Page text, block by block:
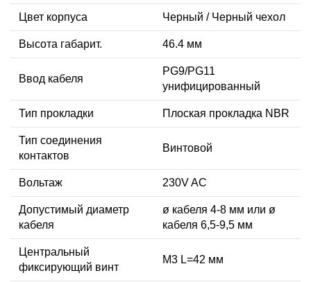
Цвет корпуса Черный / Черный чехол
Высота габарит. 46.4 мм
Ввод кабеля
PG9/PG11
унифицированный
Тип прокладки Плоская прокладка NBR
Тип соединения
контактов
Винтовой
Вольтаж 230V AC
Допустимый диаметр
кабеля
ø кабеля 4-8 мм или ø
кабеля 6,5-9,5 мм
Центральный
фиксирующий винт
М3 L=42 мм